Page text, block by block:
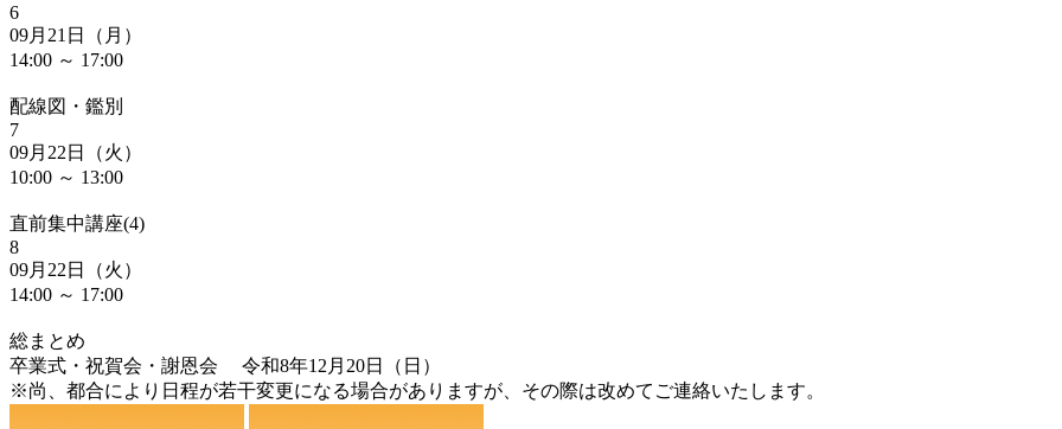
6
09月21日（月）
14:00 ～ 17:00
配線図・鑑別
7
09月22日（火）
10:00 ～ 13:00
直前集中講座(4)
8
09月22日（火）
14:00 ～ 17:00
総まとめ
卒業式・祝賀会・謝恩会 令和8年12月20日（日）
※尚、都合により日程が若干変更になる場合がありますが、その際は改めてご連絡いたします。